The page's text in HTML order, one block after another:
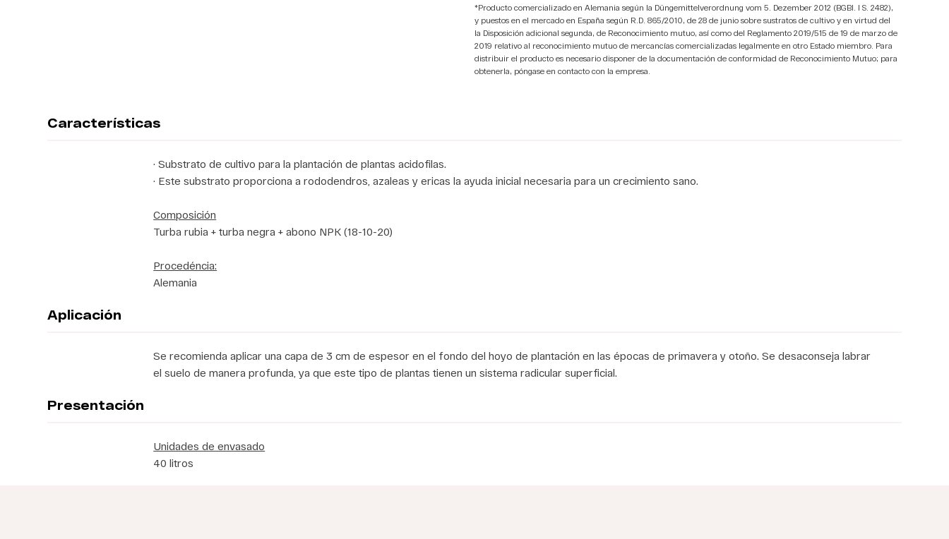
*Producto comercializado en Alemania según la Düngemittelverordnung vom 5. Dezember 2012 (BGBI. I S. 2482),
y puestos en el mercado en España según R.D. 865/2010, de 28 de junio sobre sustratos de cultivo y en virtud del
la Disposición adicional segunda, de Reconocimiento mutuo, así como del Reglamento 2019/515 de 19 de marzo de
2019 relativo al reconocimiento mutuo de mercancías comercializadas legalmente en otro Estado miembro. Para
distribuir el producto es necesario disponer de la documentación de conformidad de Reconocimiento Mutuo; para
obtenerla, póngase en contacto con la empresa.
Características
· Substrato de cultivo para la plantación de plantas acidofilas.
· Este substrato proporciona a rododendros, azaleas y ericas la ayuda inicial necesaria para un crecimiento sano.
Composición
Turba rubia + turba negra + abono NPK (18-10-20)
Procedéncia:
Alemania
Aplicación
Se recomienda aplicar una capa de 3 cm de espesor en el fondo del hoyo de plantación en las épocas de primavera y otoño. Se desaconseja labrar
el suelo de manera profunda, ya que este tipo de plantas tienen un sistema radicular superficial.
Presentación
Unidades de envasado
40 litros